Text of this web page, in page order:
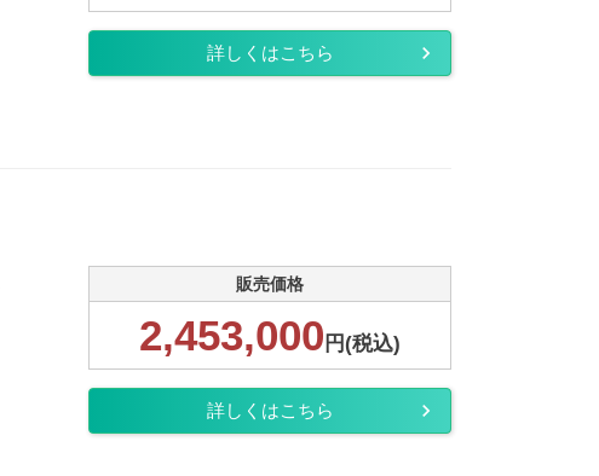
詳しくはこちら
販売価格
2,453,000 円(税込)
詳しくはこちら